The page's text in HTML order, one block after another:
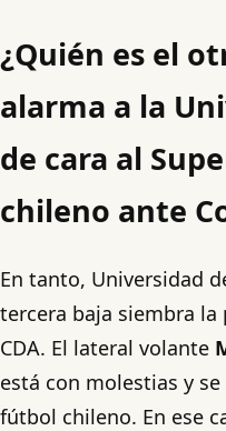
¿Quién es el
alarma a la
de cara al
chileno ante
En tanto, Universidad
tercera baja siembra
CDA. El lateral volante
está con molestias y
fútbol chileno. En ese